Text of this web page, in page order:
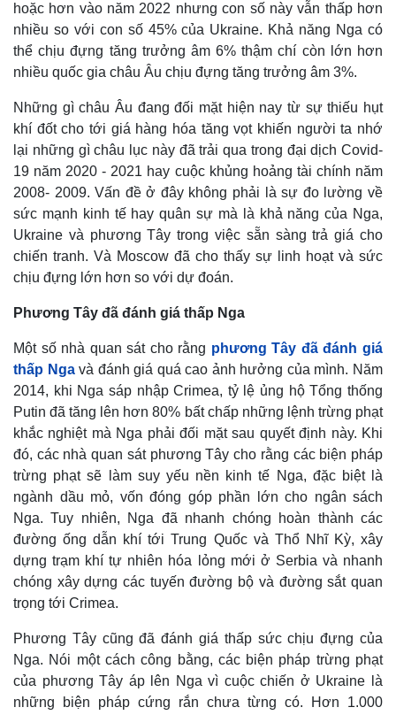
Hồ sơ
E-Magazine
Infographic
hoặc hơn vào năm 2022 nhưng con số này vẫn thấp hơn
nhiều so với con số 45% của Ukraine. Khả năng Nga có
thể chịu đựng tăng trưởng âm 6% thậm chí còn lớn hơn
nhiều quốc gia châu Âu chịu đựng tăng trưởng âm 3%.
Những gì châu Âu đang đối mặt hiện nay từ sự thiếu hụt
khí đốt cho tới giá hàng hóa tăng vọt khiến người ta nhớ
lại những gì châu lục này đã trải qua trong đại dịch Covid-
19 năm 2020 - 2021 hay cuộc khủng hoảng tài chính năm
2008- 2009. Vấn đề ở đây không phải là sự đo lường về
sức mạnh kinh tế hay quân sự mà là khả năng của Nga,
Ukraine và phương Tây trong việc sẵn sàng trả giá cho
chiến tranh. Và Moscow đã cho thấy sự linh hoạt và sức
chịu đựng lớn hơn so với dự đoán.
Phương Tây đã đánh giá thấp Nga
Một số nhà quan sát cho rằng phương Tây đã đánh giá
thấp Ngavà đánh giá quá cao ảnh hưởng của mình. Năm
2014, khi Nga sáp nhập Crimea, tỷ lệ ủng hộ Tổng thống
Putin đã tăng lên hơn 80% bất chấp những lệnh trừng phạt
khắc nghiệt mà Nga phải đối mặt sau quyết định này. Khi
đó, các nhà quan sát phương Tây cho rằng các biện pháp
trừng phạt sẽ làm suy yếu nền kinh tế Nga, đặc biệt là
ngành dầu mỏ, vốn đóng góp phần lớn cho ngân sách
Nga. Tuy nhiên, Nga đã nhanh chóng hoàn thành các
đường ống dẫn khí tới Trung Quốc và Thổ Nhĩ Kỳ, xây
dựng trạm khí tự nhiên hóa lỏng mới ở Serbia và nhanh
chóng xây dựng các tuyến đường bộ và đường sắt quan
trọng tới Crimea.
Phương Tây cũng đã đánh giá thấp sức chịu đựng của
Nga. Nói một cách công bằng, các biện pháp trừng phạt
của phương Tây áp lên Nga vì cuộc chiến ở Ukraine là
những biện pháp cứng rắn chưa từng có. Hơn 1.000